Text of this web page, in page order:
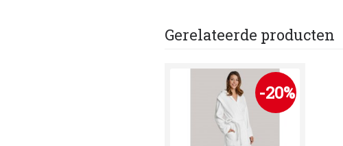
Gerelateerde producten
-20%